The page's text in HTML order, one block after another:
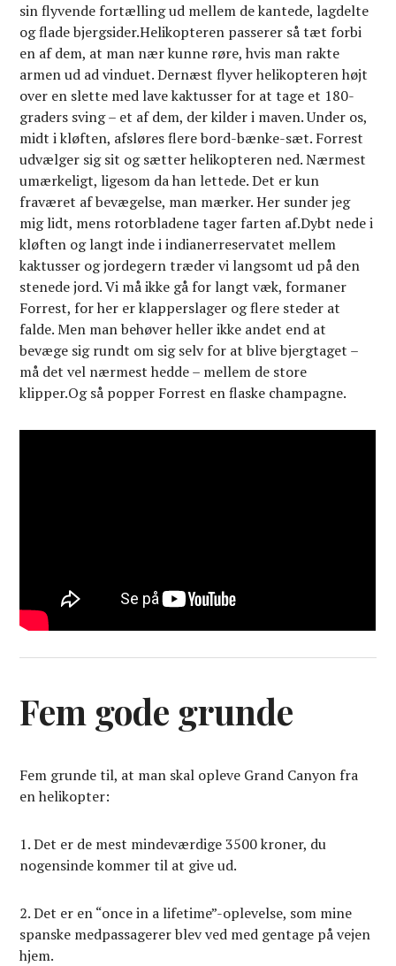
sin flyvende fortælling ud mellem de kantede, lagdelte
og flade bjergsider.Helikopteren passerer så tæt forbi
en af dem, at man nær kunne røre, hvis man rakte
armen ud ad vinduet. Dernæst flyver helikopteren højt
over en slette med lave kaktusser for at tage et 180-
graders sving – et af dem, der kilder i maven. Under os,
midt i kløften, afsløres flere bord-bænke-sæt. Forrest
udvælger sig sit og sætter helikopteren ned. Nærmest
umærkeligt, ligesom da han lettede. Det er kun
fraværet af bevægelse, man mærker. Her sunder jeg
mig lidt, mens rotorbladene tager farten af.Dybt nede i
kløften og langt inde i india­ner­reservatet mellem
kaktusser og jord­egern træder vi langsomt ud på den
stenede jord. Vi må ikke gå for langt væk, formaner
Forrest, for her er klapperslager og flere steder at
falde. Men man behøver heller ikke andet end at
bevæge sig rundt om sig selv for at blive bjergtaget –
må det vel nærmest hedde – mellem de store
klipper.Og så popper Forrest en flaske champagne.
Fem gode grunde
Fem grunde til, at man skal opleve Grand Canyon fra
en helikopter:
1. Det er de mest mindeværdige 3500 kroner, du
nogensinde kommer til at give ud.
2. Det er en “once in a lifetime”-oplevelse, som mine
spanske medpassagerer blev ved med gentage på vejen
hjem.